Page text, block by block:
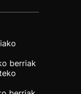
berriak